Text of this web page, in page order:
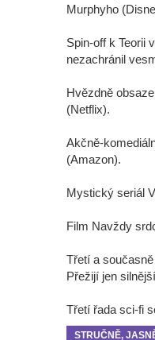
Murphyho
Spin-off k Teorii
nezachránil
Hvězdně
(Netflix).
Akčně-
(Amazon).
Mystický seriál
Film Navždy
Třetí a
Přežijí jen
Třetí řada sci-fi
STRUČNĚ,